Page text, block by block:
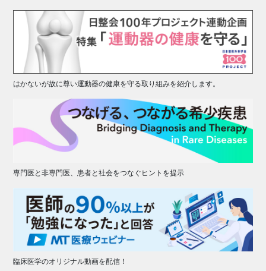
はかないが故に尊い運動器の健康を守る取り組みを紹介します。
専門医と非専門医、患者と社会をつなぐヒントを提示
臨床医学のオリジナル動画を配信！